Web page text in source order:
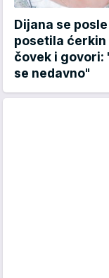
Dijana se
posetila ćerkin
čovek i govori:
se nedavno"